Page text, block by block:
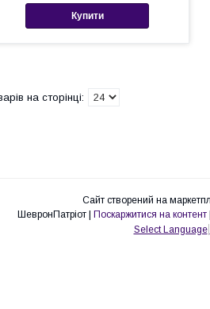
Купити
Сайт створений на
Поскаржитися на контент
Select Language